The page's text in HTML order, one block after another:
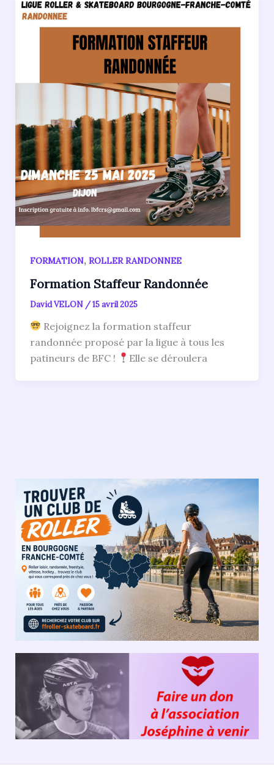
FORMATION, ROLLER RANDONNEE
Formation Staffeur Randonnée
David VELON /15 avril 2025
Rejoignez la formation staffeur
randonnée proposé par la ligue à tous les
patineurs de BFC !
Elle se déroulera